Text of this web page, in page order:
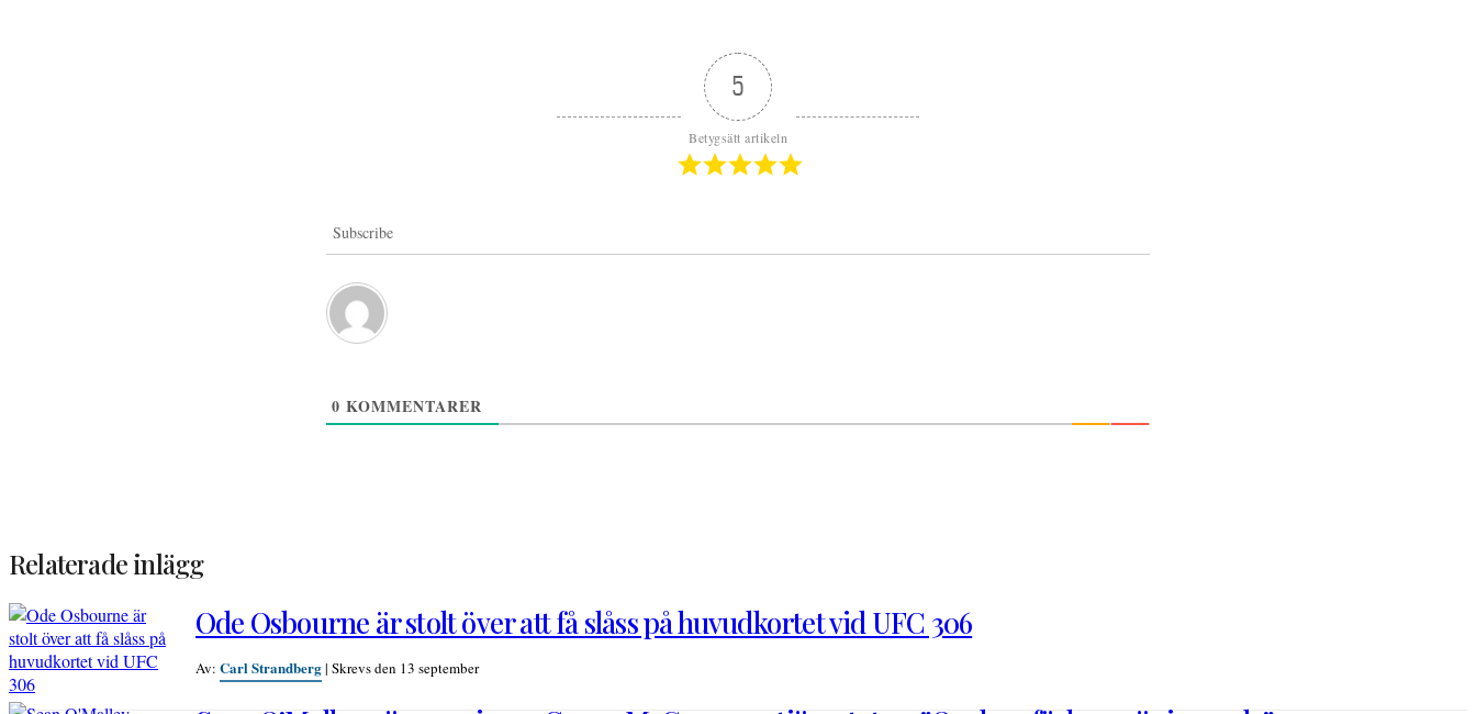
5
Betygsätt artikeln
Subscribe
0 KOMMENTARER
Relaterade inlägg
Ode Osbourne är stolt över att få slåss på huvudkortet vid UFC 306
Av: Carl Strandberg| Skrevs den 13 september